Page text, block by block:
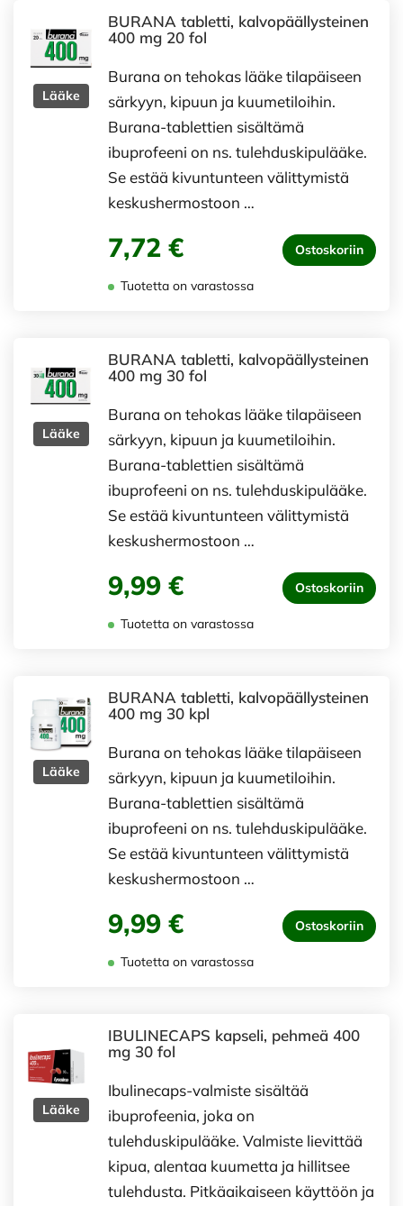
Lääke
BURANA tabletti, kalvopäällysteinen
400 mg 20 fol
Burana on tehokas lääke tilapäiseen
särkyyn, kipuun ja kuumetiloihin.
Burana-tablettien sisältämä
ibuprofeeni on ns. tulehduskipulääke.
Se estää kivuntunteen välittymistä
keskushermostoon …
7,72 € Ostoskoriin
Tuotetta on varastossa
Lääke
BURANA tabletti, kalvopäällysteinen
400 mg 30 fol
Burana on tehokas lääke tilapäiseen
särkyyn, kipuun ja kuumetiloihin.
Burana-tablettien sisältämä
ibuprofeeni on ns. tulehduskipulääke.
Se estää kivuntunteen välittymistä
keskushermostoon …
9,99 € Ostoskoriin
Tuotetta on varastossa
Lääke
BURANA tabletti, kalvopäällysteinen
400 mg 30 kpl
Burana on tehokas lääke tilapäiseen
särkyyn, kipuun ja kuumetiloihin.
Burana-tablettien sisältämä
ibuprofeeni on ns. tulehduskipulääke.
Se estää kivuntunteen välittymistä
keskushermostoon …
9,99 € Ostoskoriin
Tuotetta on varastossa
Lääke
IBULINECAPS kapseli, pehmeä 400
mg 30 fol
Ibulinecaps-valmiste sisältää
ibuprofeenia, joka on
tulehduskipulääke. Valmiste lievittää
kipua, alentaa kuumetta ja hillitsee
tulehdusta. Pitkäaikaiseen käyttöön ja